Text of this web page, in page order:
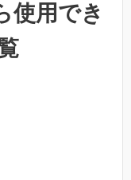
使用でき